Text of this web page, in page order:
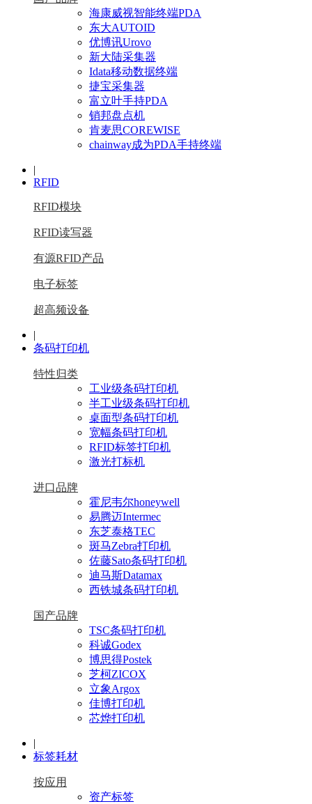
海康威视智能终端PDA
东大AUTOID
优博讯Urovo
新大陆采集器
Idata移动数据终端
捷宝采集器
富立叶手持PDA
销邦盘点机
肯麦思COREWISE
chainway成为PDA手持终端
|
RFID
RFID模块
RFID读写器
有源RFID产品
电子标签
超高频设备
|
条码打印机
特性归类
工业级条码打印机
半工业级条码打印机
桌面型条码打印机
宽幅条码打印机
RFID标签打印机
激光打标机
进口品牌
霍尼韦尔honeywell
易腾迈Intermec
东芝泰格TEC
斑马Zebra打印机
佐藤Sato条码打印机
迪马斯Datamax
西铁城条码打印机
国产品牌
TSC条码打印机
科诚Godex
博思得Postek
芝柯ZICOX
立象Argox
佳博打印机
芯烨打印机
|
标签耗材
按应用
资产标签